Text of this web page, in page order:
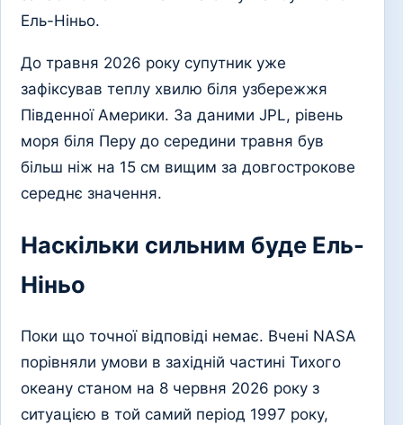
Ель-Ніньо.
До травня 2026 року супутник уже
зафіксував теплу хвилю біля узбережжя
Південної Америки. За даними JPL, рівень
моря біля Перу до середини травня був
більш ніж на 15 см вищим за довгострокове
середнє значення.
Наскільки сильним буде Ель-
Ніньо
Поки що точної відповіді немає. Вчені NASA
порівняли умови в західній частині Тихого
океану станом на 8 червня 2026 року з
ситуацією в той самий період 1997 року,